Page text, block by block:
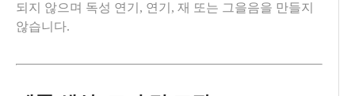
되지 않으며 독성 연기, 연기, 재 또는 그을음을 만들지
않습니다.